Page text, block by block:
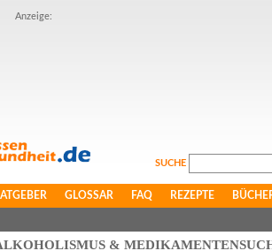
Anzeige:
SUCHE
GLOSSAR FAQ REZEPTE
&